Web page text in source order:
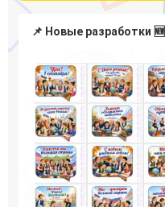
📌 Новые разработки 🆕